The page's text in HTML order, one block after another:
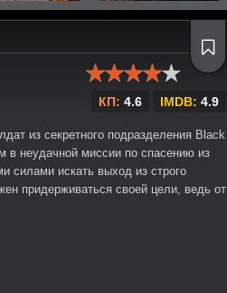
КП: 4.6 IMDB: 4.9
из секретного подразделения Black
в неудачной миссии по спасению из
силами искать выход из строго
придерживаться своей цели, ведь от